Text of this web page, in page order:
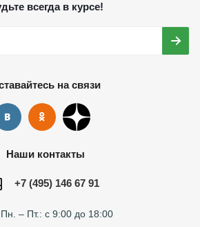
всегда в курсе!
на связи
Наши контакты
+7 (495) 146 67 91
Пн. – Пт.: с 9:00 до 18:00